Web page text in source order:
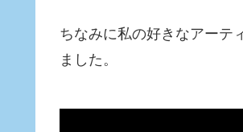
ちなみに私の好きなアーテ
ました。